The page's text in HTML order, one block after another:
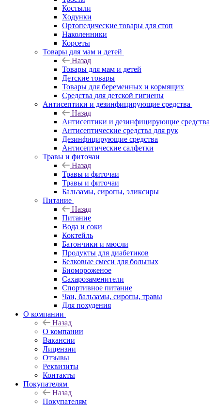
Костыли
Ходунки
Ортопедические товары для стоп
Наколенники
Корсеты
Товары для мам и детей
Назад
Товары для мам и детей
Детские товары
Товары для беременных и кормящих
Средства для детской гигиены
Антисептики и дезинфицирующие средства
Назад
Антисептики и дезинфицирующие средства
Антисептические средства для рук
Дезинфицирующие средства
Антисептические салфетки
Травы и фиточаи
Назад
Травы и фиточаи
Травы и фиточаи
Бальзамы, сиропы, эликсиры
Питание
Назад
Питание
Вода и соки
Коктейль
Батончики и мюсли
Продукты для диабетиков
Белковые смеси для больных
Биомороженое
Сахарозаменители
Спортивное питание
Чаи, бальзамы, сиропы, травы
Для похудения
О компании
Назад
О компании
Вакансии
Лицензии
Отзывы
Реквизиты
Контакты
Покупателям
Назад
Покупателям